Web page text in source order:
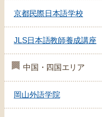
京都民際日本語学校
JLS日本語教師養成講座
中国・四国エリア
岡山外語学院